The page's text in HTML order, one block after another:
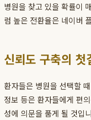
병원을 찾고 있을 확률이
럼 높은 전환율은 네이버
신뢰도 구축의
환자들은 병원을 선택할
정보 등은 환자들에게 편
성에 의문을 품게 될 것입